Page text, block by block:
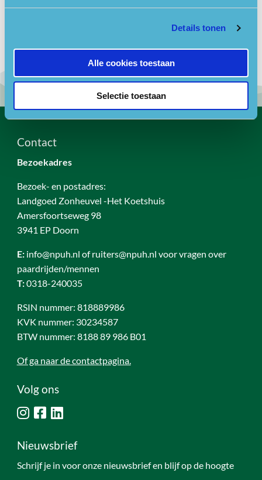
Details tonen
Alle cookies toestaan
Selectie toestaan
Contact
Bezoekadres
Bezoek- en postadres:
Landgoed Zonheuvel -Het Koetshuis
Amersfoortseweg 98
3941 EP Doorn
E:info@npuh.nl of ruiters@npuh.nl voor vragen over
paardrijden/mennen
T:0318-240035
RSIN nummer: 818889986
KVK nummer: 30234587
BTW nummer: 8188 89 986 B01
Of ga naar de contactpagina.
Volg ons
Nieuwsbrief
Schrijf je in voor onze nieuwsbrief en blijf op de hoogte